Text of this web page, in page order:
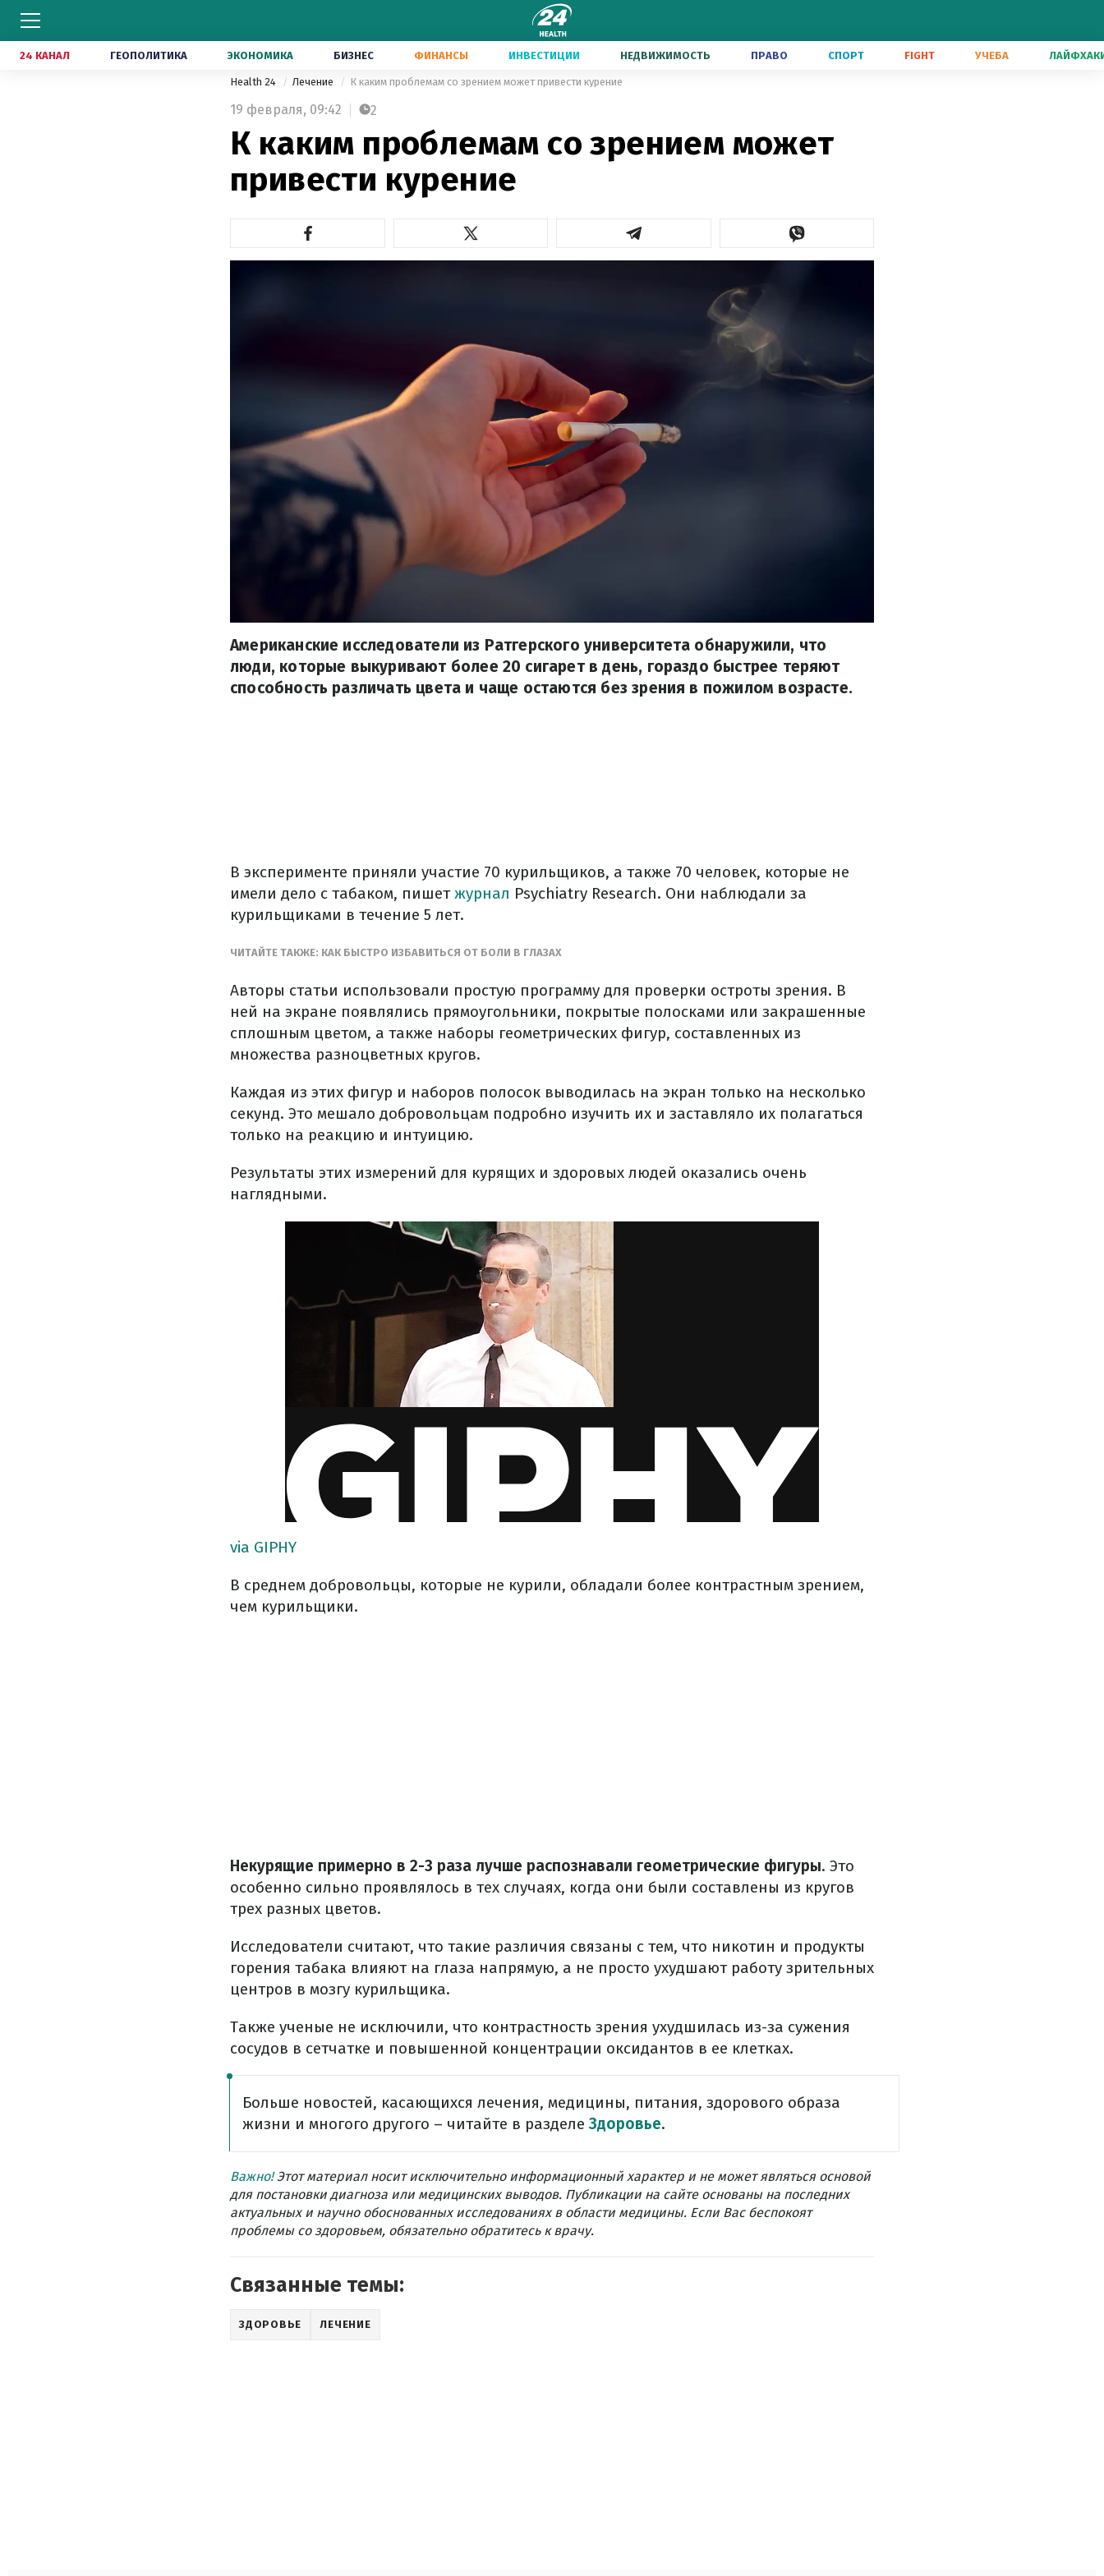
24 КАНАЛ ГЕОПОЛИТИКА ЭКОНОМИКА БИЗНЕС ФИНАНСЫ ИНВЕСТИЦИИ НЕДВИЖИМОСТЬ ПРАВО СПОРТ FIGHT УЧЕБА
Health 24 Лечение К каким проблемам со зрением может привести курение
19 февраля, 09:42 2
К каким проблемам со зрением может
привести курение
Американские исследователи из Ратгерского университета обнаружили, что
люди, которые выкуривают более 20 сигарет в день, гораздо быстрее теряют
способность различать цвета и чаще остаются без зрения в пожилом возрасте.
В эксперименте приняли участие 70 курильщиков, а также 70 человек, которые не
имели дело с табаком, пишетжурнал Psychiatry Research. Они наблюдали за
курильщиками в течение 5 лет.
ЧИТАЙТЕ ТАКЖЕ: КАК БЫСТРО ИЗБАВИТЬСЯ ОТ БОЛИ В ГЛАЗАХ
Авторы статьи использовали простую программу для проверки остроты зрения. В
ней на экране появлялись прямоугольники, покрытые полосками или закрашенные
сплошным цветом, а также наборы геометрических фигур, составленных из
множества разноцветных кругов.
Каждая из этих фигур и наборов полосок выводилась на экран только на несколько
секунд. Это мешало добровольцам подробно изучить их и заставляло их полагаться
только на реакцию и интуицию.
Результаты этих измерений для курящих и здоровых людей оказались очень
наглядными.
via GIPHY
В среднем добровольцы, которые не курили, обладали более контрастным зрением,
чем курильщики.
Некурящие примерно в 2-3 раза лучше распознавали геометрические фигуры. Это
особенно сильно проявлялось в тех случаях, когда они были составлены из кругов
трех разных цветов.
Исследователи считают, что такие различия связаны с тем, что никотин и продукты
горения табака влияют на глаза напрямую, а не просто ухудшают работу зрительных
центров в мозгу курильщика.
Также ученые не исключили, что контрастность зрения ухудшилась из-за сужения
сосудов в сетчатке и повышенной концентрации оксидантов в ее клетках.
Больше новостей, касающихся лечения, медицины, питания, здорового образа
жизни и многого другого – читайте в разделе Здоровье.
Важно!Этот материал носит исключительно информационный характер и не может являться основой
для постановки диагноза или медицинских выводов. Публикации на сайте основаны на последних
актуальных и научно обоснованных исследованиях в области медицины. Если Вас беспокоят
проблемы со здоровьем, обязательно обратитесь к врачу.
Связанные темы:
ЗДОРОВЬЕ ЛЕЧЕНИЕ